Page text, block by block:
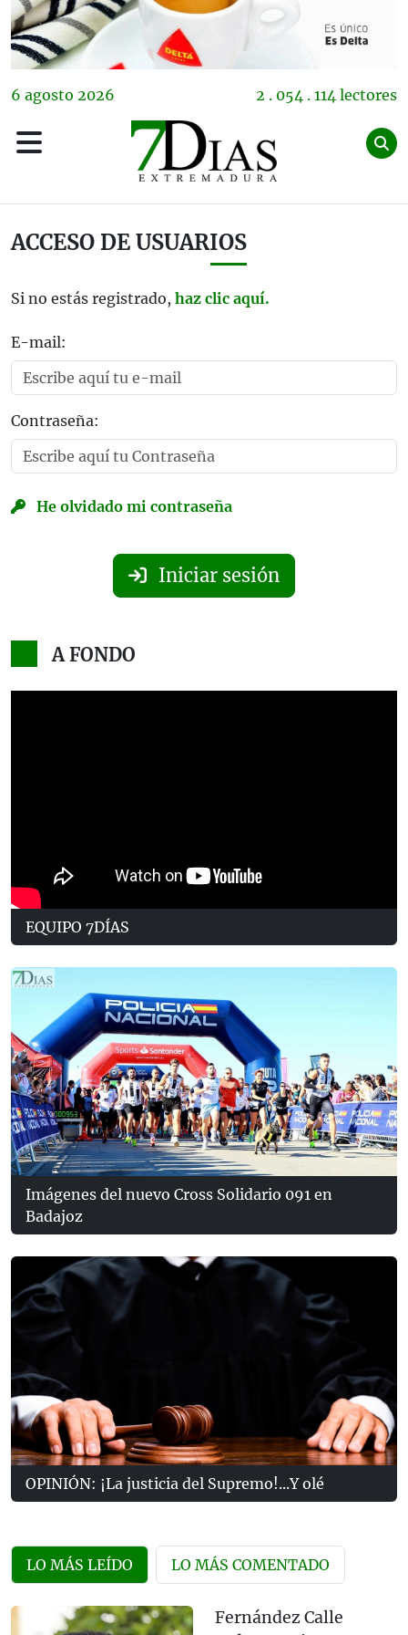
6 agosto 2026 2 . 054 . 114 lectores
ACCESO DE USUARIOS
Si no estás registrado, haz clic aquí.
E-mail:
Contraseña:
He olvidado mi contraseña
Iniciar sesión
A FONDO
EQUIPO 7DÍAS
Imágenes del nuevo Cross Solidario 091 en
Badajoz
OPINIÓN: ¡La justicia del Supremo!...Y olé
LO MÁS LEÍDO LO MÁS COMENTADO
Fernández Calle